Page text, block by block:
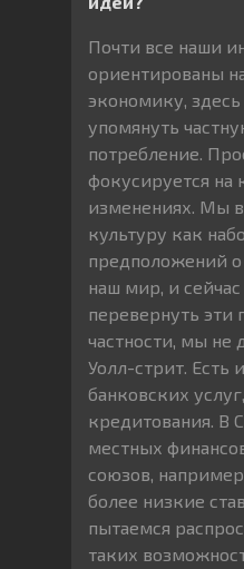
Почти все наши
ориентированы
экономику,
упомянуть
потребление.
фокусируется на
изменениях. Мы
культуру как
предположений о
наш мир, и
перевернуть эти
частности, мы не
Уолл-стрит. Есть
банковских
кредитования. В
местных
союзов,
более низкие
пытаемся
таких